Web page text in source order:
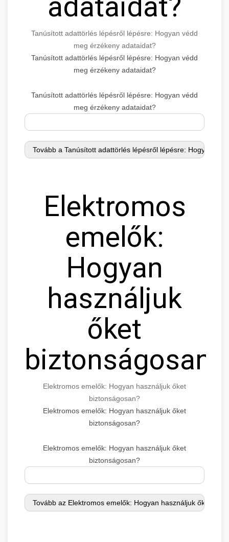
Tanúsított adattörlés lépésről lépésre: Hogyan védd
meg érzékeny adataidat?
Tanúsított adattörlés lépésről lépésre: Hogyan védd
meg érzékeny adataidat?
Tanúsított adattörlés lépésről lépésre: Hogyan védd
meg érzékeny adataidat?
Elektromos
emelők:
Hogyan
használjuk
őket
biztonságosan?
Elektromos emelők: Hogyan használjuk őket
biztonságosan?
Elektromos emelők: Hogyan használjuk őket
biztonságosan?
Elektromos emelők: Hogyan használjuk őket
biztonságosan?